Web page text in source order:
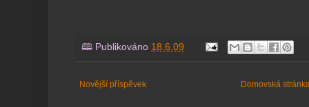
🕮 Publikováno 18.6.09
Novější příspěvek Domovská